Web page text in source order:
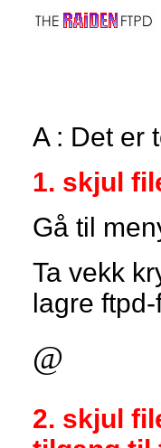
A : Det er
1. skjul
Gå til
Ta vekk
lagre
@
2. skjul